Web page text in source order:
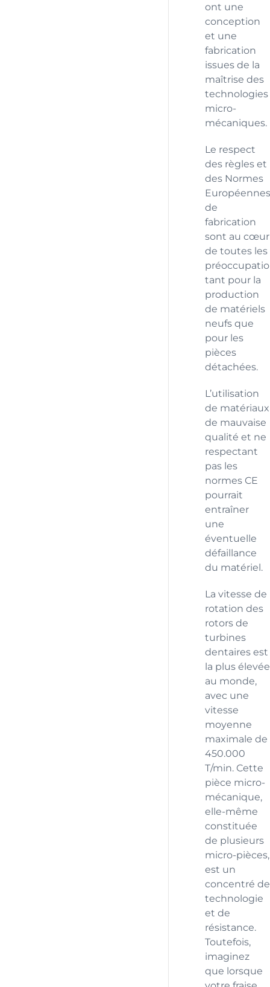
ont une
conception
et une
fabrication
issues de la
maîtrise des
technologies
micro-
mécaniques.
Le respect
des règles et
des Normes
Européennes
de
fabrication
sont au cœur
de toutes les
tant pour la
production
de matériels
neufs que
pour les
pièces
détachées.
L’utilisation
de matériaux
de mauvaise
qualité et ne
respectant
pas les
normes CE
pourrait
entraîner
une
éventuelle
défaillance
du matériel.
La vitesse de
rotation des
rotors de
turbines
dentaires est
la plus élevée
au monde,
avec une
vitesse
moyenne
maximale de
450.000
T/min. Cette
pièce micro-
mécanique,
elle-même
constituée
de plusieurs
micro-pièces,
est un
concentré de
technologie
et de
résistance.
Toutefois,
imaginez
que lorsque